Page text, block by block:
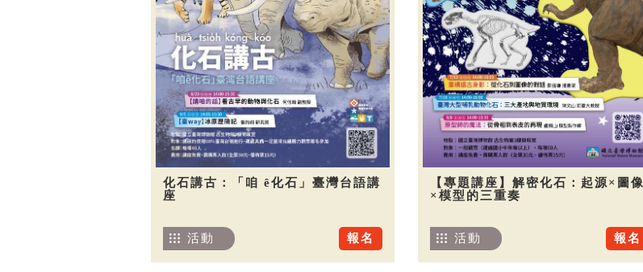
化石講古：「咱 ê化石」臺灣台語講
座
報名
活動
【專題講座】解密化石：起源×圖像
×模型的三重奏
報名
活動